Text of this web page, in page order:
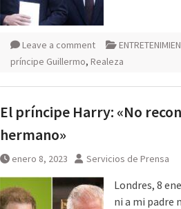
Leave a comment
príncipe Guillermo, Realeza
El príncipe Harry: «No
hermano»
enero 8, 2023 Servicios de Prensa
Londres, 8
ni a mi padre